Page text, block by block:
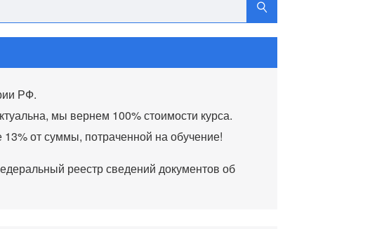
РФ.
мы вернем 100% стоимости курса.
от суммы, потраченной на обучение!
реестр сведений документов об